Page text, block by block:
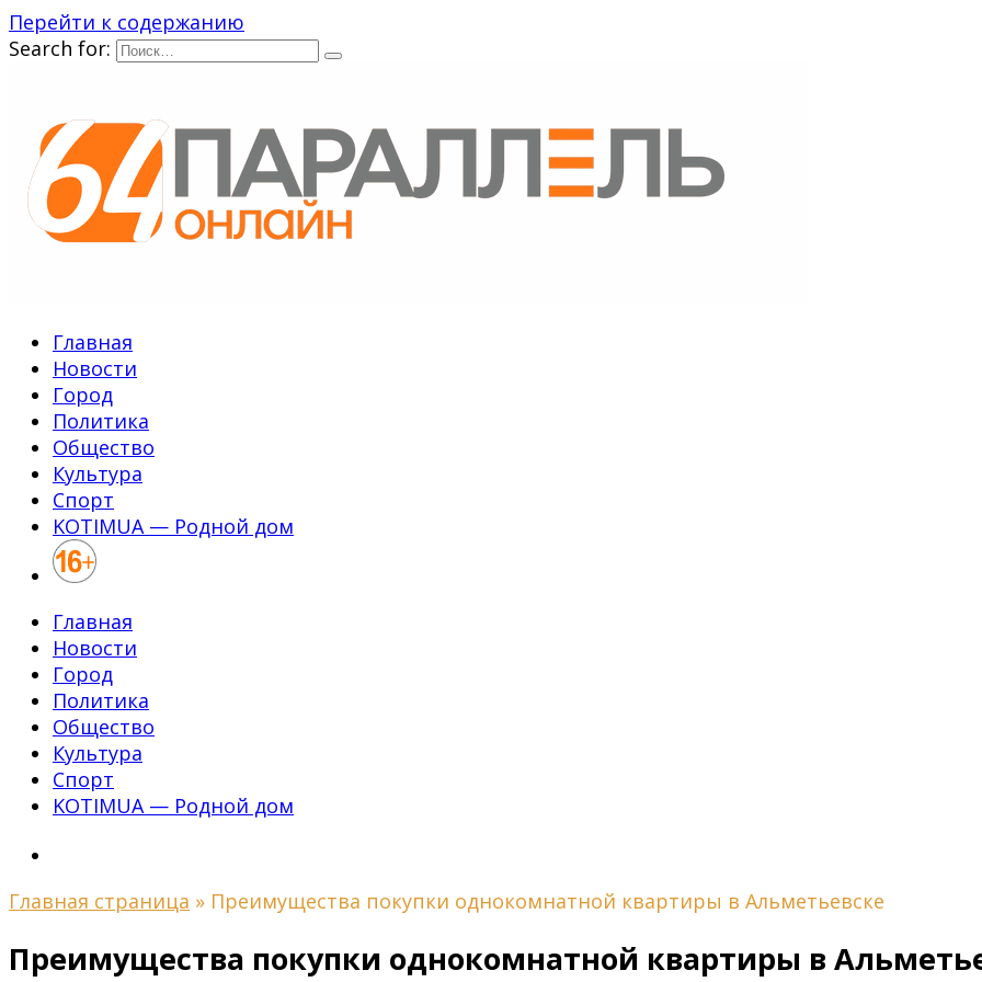
Перейти к содержанию
Search for:
Главная
Новости
Город
Политика
Общество
Культура
Спорт
KOTIMUA — Родной дом
Главная
Новости
Город
Политика
Общество
Культура
Спорт
KOTIMUA — Родной дом
Главная страница » Преимущества покупки однокомнатной квартиры в Альметьевске
Преимущества покупки однокомнатной квартиры в